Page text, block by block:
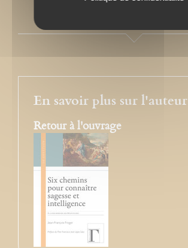
En savoir plus sur l'auteur
Retour à l'ouvrage